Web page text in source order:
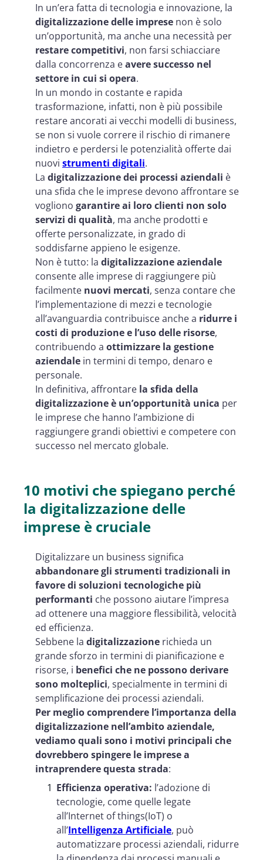
In un’era fatta di tecnologia e innovazione, la
digitalizzazione delle imprese non è solo
un’opportunità, ma anche una necessità per
restare competitivi, non farsi schiacciare
dalla concorrenza eavere successo nel
settore in cui si opera.
In un mondo in costante e rapida
trasformazione, infatti, non è più possibile
restare ancorati ai vecchi modelli di business,
se non si vuole correre il rischio di rimanere
indietro e perdersi le potenzialità offerte dai
nuovi strumenti digitali.
La digitalizzazione dei processi aziendali è
una sfida che le imprese devono affrontare se
vogliono garantire ai loro clienti non solo
servizi di qualità, ma anche prodotti e
offerte personalizzate, in grado di
soddisfarne appieno le esigenze.
Non è tutto: la digitalizzazione aziendale
consente alle imprese di raggiungere più
facilmente nuovi mercati, senza contare che
l’implementazione di mezzi e tecnologie
all’avanguardia contribuisce anche a ridurre i
costi di produzione e l’uso delle risorse,
contribuendo a ottimizzare la gestione
aziendale in termini di tempo, denaro e
personale.
In definitiva, affrontare la sfida della
digitalizzazioneè un’opportunità unica per
le imprese che hanno l’ambizione di
raggiungere grandi obiettivi e competere con
successo nel mercato globale.
10 motivi che spiegano perché
la digitalizzazione delle
imprese è cruciale
Digitalizzare un business significa
abbandonare gli strumenti tradizionali in
favore di soluzioni tecnologiche più
performanti che possono aiutare l’impresa
ad ottenere una maggiore flessibilità, velocità
ed efficienza.
Sebbene la digitalizzazione richieda un
grande sforzo in termini di pianificazione e
risorse, i benefici che ne possono derivare
sono molteplici, specialmente in termini di
semplificazione dei processi aziendali.
Per meglio comprendere l’importanza della
digitalizzazione nell’ambito aziendale,
vediamo quali sono i motivi principali che
dovrebbero spingere le imprese a
intraprendere questa strada:
Efficienza operativa: l’adozione di
tecnologie, come quelle legate
all’Internet of things(IoT) o
all’Intelligenza Artificiale, può
automatizzare processi aziendali, ridurre